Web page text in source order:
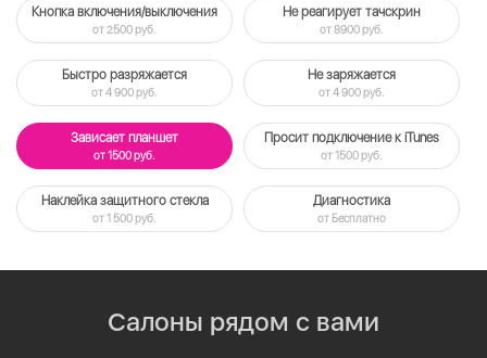
Кнопка включения/выключения
от 2500 руб.
Не реагирует тачскрин
от 8900 руб.
Быстро разряжается
от 4 900 руб.
Не заряжается
от 4 900 руб.
Зависает планшет
от 1500 руб.
Просит подключение к iTunes
от 1500 руб.
Наклейка защитного стекла
от 1 500 руб.
Диагностика
от Бесплатно
Салоны рядом с вами